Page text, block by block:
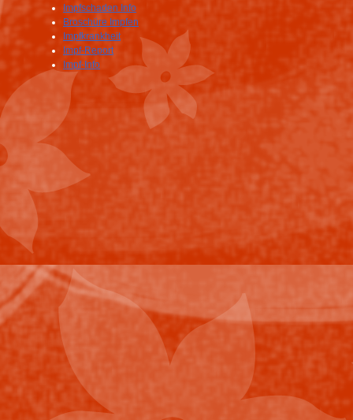
Impfschaden Info
Broschüre Impfen
Impfkrankheit
Impf-Report
Impf-Info